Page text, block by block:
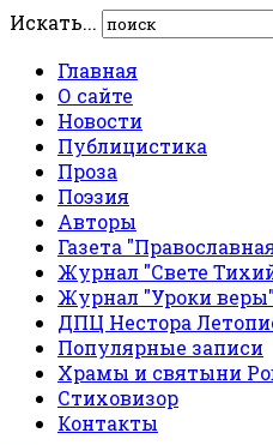
Искать...
Главная
О сайте
Новости
Публицистика
Проза
Поэзия
Авторы
Газета
Журнал "Свете
Журнал "Уроки веры"
ДПЦ Нестора
Популярные записи
Храмы и святыни
Стиховизор
Контакты